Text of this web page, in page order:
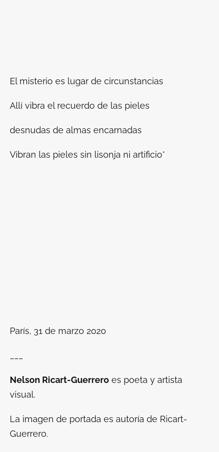
El misterio es lugar de circunstancias
Allí vibra el recuerdo de las pieles
desnudas de almas encarnadas
Vibran las pieles sin lisonja ni artificio*
París, 31 de marzo 2020
Nelson Ricart-Guerrero es poeta y artista
visual.
La imagen de portada es autoría de Ricart-
Guerrero.